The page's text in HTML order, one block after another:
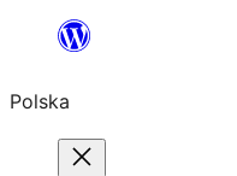
Przejdź
treści
Polska